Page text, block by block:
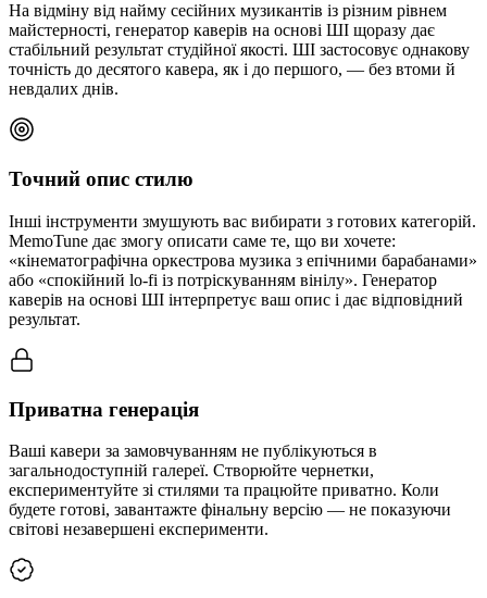
На відміну від найму сесійних музикантів із різним рівнем
майстерності, генератор каверів на основі ШІ щоразу дає
стабільний результат студійної якості. ШІ застосовує однакову
точність до десятого кавера, як і до першого, — без втоми й
невдалих днів.
Точний опис стилю
Інші інструменти змушують вас вибирати з готових категорій.
MemoTune дає змогу описати саме те, що ви хочете:
«кінематографічна оркестрова музика з епічними барабанами»
або «спокійний lo-fi із потріскуванням вінілу». Генератор
каверів на основі ШІ інтерпретує ваш опис і дає відповідний
результат.
Приватна генерація
Ваші кавери за замовчуванням не публікуються в
загальнодоступній галереї. Створюйте чернетки,
експериментуйте зі стилями та працюйте приватно. Коли
будете готові, завантажте фінальну версію — не показуючи
світові незавершені експерименти.